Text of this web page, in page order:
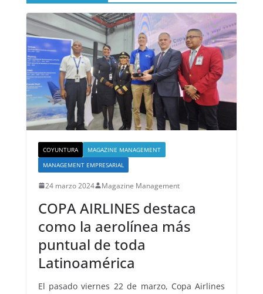
COYUNTURA
MAGAZINE MANAGEMENT
MANAGEMENT EMPRESARIAL
24 marzo 2024 Magazine Management
COPA AIRLINES destaca
como la aerolínea más
puntual de toda
Latinoamérica
El pasado viernes 22 de marzo, Copa Airlines